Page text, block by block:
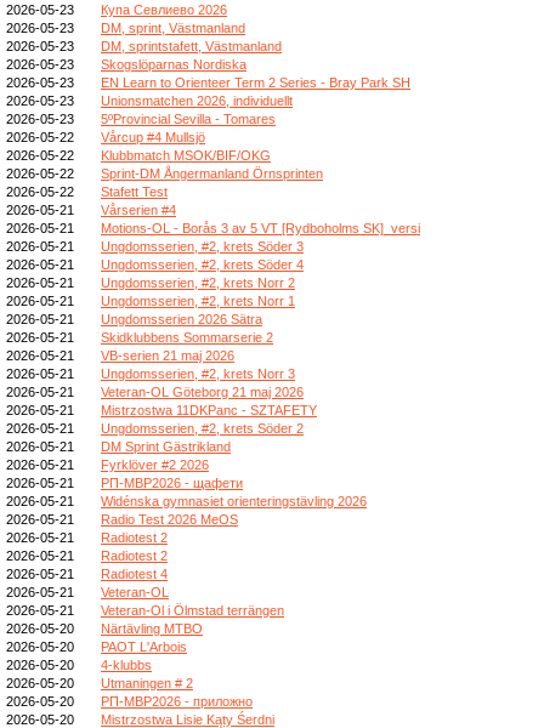
2026-05-23
Купа Севлиево 2026
2026-05-23
DM, sprint, Västmanland
2026-05-23
DM, sprintstafett, Västmanland
2026-05-23
Skogslöparnas Nordiska
2026-05-23
EN Learn to Orienteer Term 2 Series - Bray Park SH
2026-05-23
Unionsmatchen 2026, individuellt
2026-05-23
5ºProvincial Sevilla - Tomares
2026-05-22
Vårcup #4 Mullsjö
2026-05-22
Klubbmatch MSOK/BIF/OKG
2026-05-22
Sprint-DM Ångermanland Örnsprinten
2026-05-22
Stafett Test
2026-05-21
Vårserien #4
2026-05-21
Motions-OL - Borås 3 av 5 VT [Rydboholms SK]_versi
2026-05-21
Ungdomsserien, #2, krets Söder 3
2026-05-21
Ungdomsserien, #2, krets Söder 4
2026-05-21
Ungdomsserien, #2, krets Norr 2
2026-05-21
Ungdomsserien, #2, krets Norr 1
2026-05-21
Ungdomsserien 2026 Sätra
2026-05-21
Skidklubbens Sommarserie 2
2026-05-21
VB-serien 21 maj 2026
2026-05-21
Ungdomsserien, #2, krets Norr 3
2026-05-21
Veteran-OL Göteborg 21 maj 2026
2026-05-21
Mistrzostwa 11DKPanc - SZTAFETY
2026-05-21
Ungdomsserien, #2, krets Söder 2
2026-05-21
DM Sprint Gästrikland
2026-05-21
Fyrklöver #2 2026
2026-05-21
РП-МВР2026 - щафети
2026-05-21
Widénska gymnasiet orienteringstävling 2026
2026-05-21
Radio Test 2026 MeOS
2026-05-21
Radiotest 2
2026-05-21
Radiotest 2
2026-05-21
Radiotest 4
2026-05-21
Veteran-OL
2026-05-21
Veteran-Ol i Ölmstad terrängen
2026-05-20
Närtävling MTBO
2026-05-20
PAOT L'Arbois
2026-05-20
4-klubbs
2026-05-20
Utmaningen # 2
2026-05-20
РП-МВР2026 - приложно
2026-05-20
Mistrzostwa Lisie Kąty Śerdni